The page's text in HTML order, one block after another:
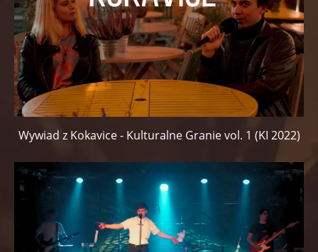
Wywiad z Kokavice - Kulturalne Granie vol. 1 (KI 2022)